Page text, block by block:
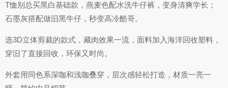
T恤别总买黑白基础款，燕麦色配水洗牛仔裤，变身清爽学长；
石墨灰搭配做旧黑牛仔，秒变高冷酷哥。
选3D立体剪裁的款式，藏肉效果一流，面料加入海洋回收塑料，
穿旧了直接回收，环保又时尚。
外套用同色系深咖和浅咖叠穿，层次感轻松打造，材质一亮一